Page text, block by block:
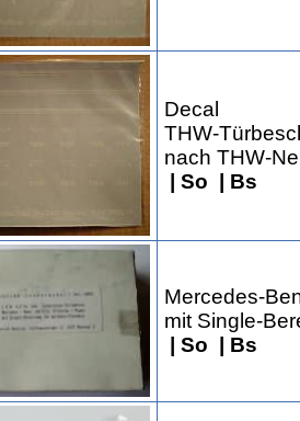
Decal
THW-
nach THW-
| So | Bs
Mercedes-
mit Single-
| So | Bs